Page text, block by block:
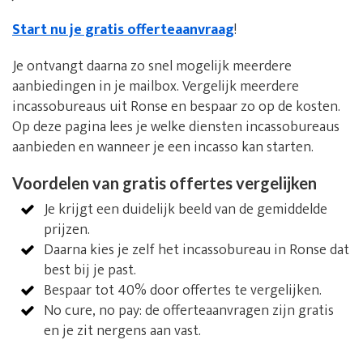
Start nu je gratis offerteaanvraag!
Je ontvangt daarna zo snel mogelijk meerdere
aanbiedingen in je mailbox. Vergelijk meerdere
incassobureaus uit Ronse en bespaar zo op de kosten.
Op deze pagina lees je welke diensten incassobureaus
aanbieden en wanneer je een incasso kan starten.
Voordelen van gratis offertes vergelijken
Je krijgt een duidelijk beeld van de gemiddelde
prijzen.
Daarna kies je zelf het incassobureau in Ronse dat
best bij je past.
Bespaar tot 40% door offertes te vergelijken.
No cure, no pay: de offerteaanvragen zijn gratis
en je zit nergens aan vast.